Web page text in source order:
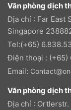
Văn phòng dịch
Địa chỉ : Far East
Singapore
Tel:(+65)
Điện thoại : (+65)
Email:
Văn phòng dịch
Địa chỉ : Ortlerstr.